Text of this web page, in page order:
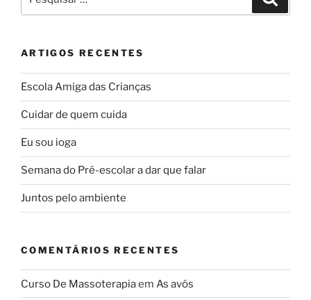
por:
ARTIGOS RECENTES
Escola Amiga das Crianças
Cuidar de quem cuida
Eu sou ioga
Semana do Pré-escolar a dar que falar
Juntos pelo ambiente
COMENTÁRIOS RECENTES
Curso De Massoterapiaem As avós